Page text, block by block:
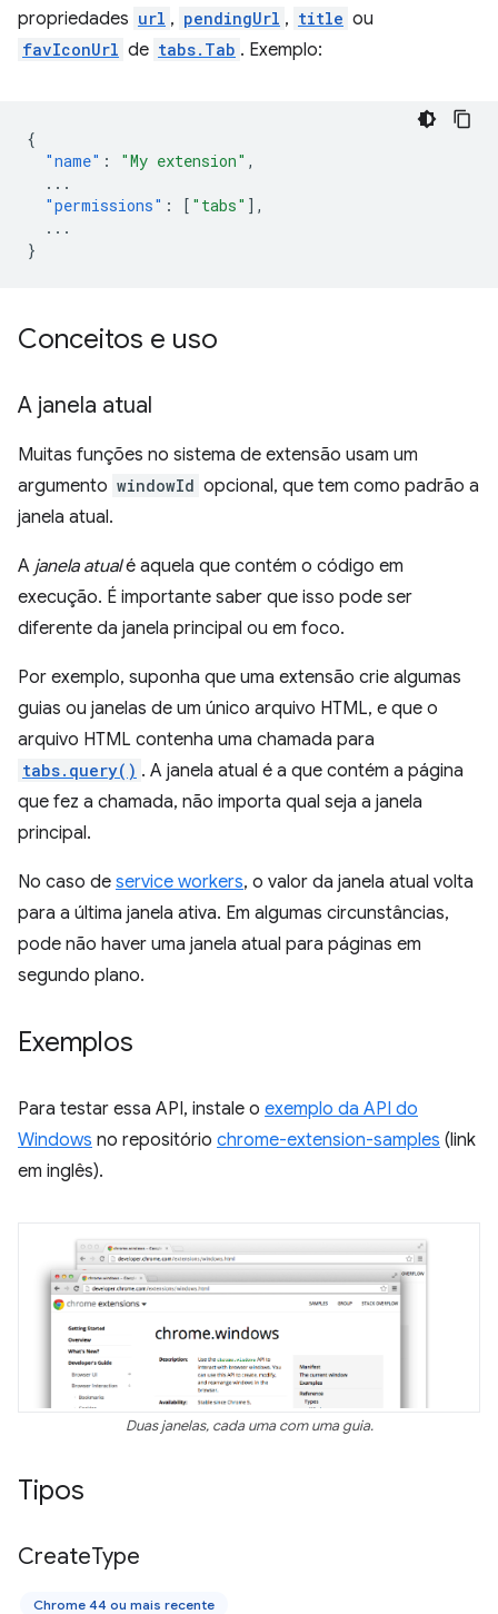
propriedades url , pendingUrl , title ou
favIconUrl de tabs.Tab . Exemplo:
{
"name" : "My extension" ,
...
"permissions" : [ "tabs" ],
...
}
Conceitos e uso
A janela atual
Muitas funções no sistema de extensão usam um
argumento windowId opcional, que tem como padrão a
janela atual.
A janela atualé aquela que contém o código em
execução. É importante saber que isso pode ser
diferente da janela principal ou em foco.
Por exemplo, suponha que uma extensão crie algumas
guias ou janelas de um único arquivo HTML, e que o
arquivo HTML contenha uma chamada para
tabs.query() . A janela atual é a que contém a página
que fez a chamada, não importa qual seja a janela
principal.
No caso de service workers, o valor da janela atual volta
para a última janela ativa. Em algumas circunstâncias,
pode não haver uma janela atual para páginas em
segundo plano.
Exemplos
Para testar essa API, instale o exemplo da API do
Windows no repositório chrome-extension-samples (link
em inglês).
Duas janelas, cada uma com uma guia.
Tipos
CreateType
Chrome 44 ou mais recente